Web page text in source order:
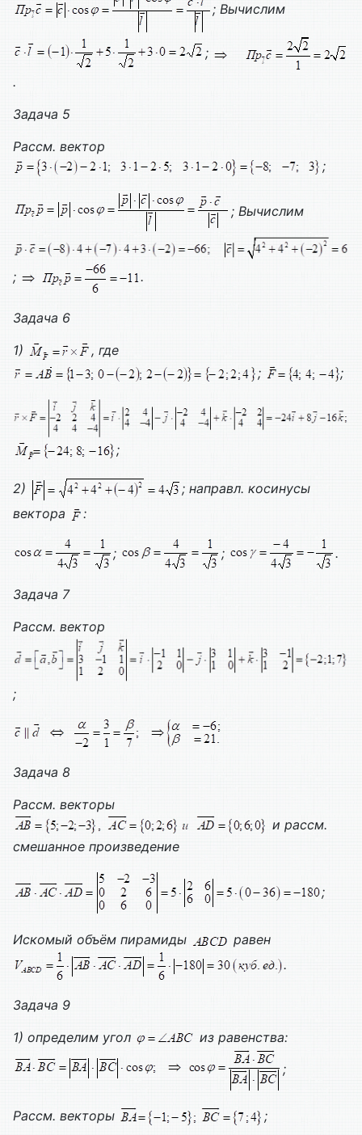
; Вычислим
;
.
Задача 5
Рассм. вектор
;
; Вычислим
; .
Задача 6
1)
, где
;
;
;
2)
; направл. косинусы
вектора
:
; ; .
Задача 7
Рассм. вектор
;
Задача 8
Рассм. векторы
и рассм.
смешанное произведение
;
Искомый объём пирамиды
равен
.
Задача 9
1) определим угол
из равенства:
;
Рассм. векторы ;